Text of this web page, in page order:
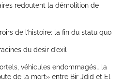
redoutent la démolition de
de l’histoire: la fin du statu quo
du désir d’exil
véhicules endommagés… la
de la mort» entre Bir Jdid et El